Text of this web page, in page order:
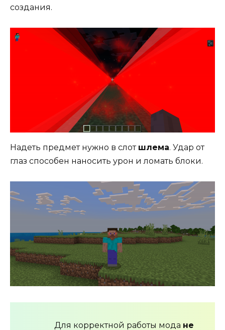
создания.
Надеть предмет нужно в слот шлема. Удар от
глаз способен наносить урон и ломать блоки.
Для корректной работы мода не